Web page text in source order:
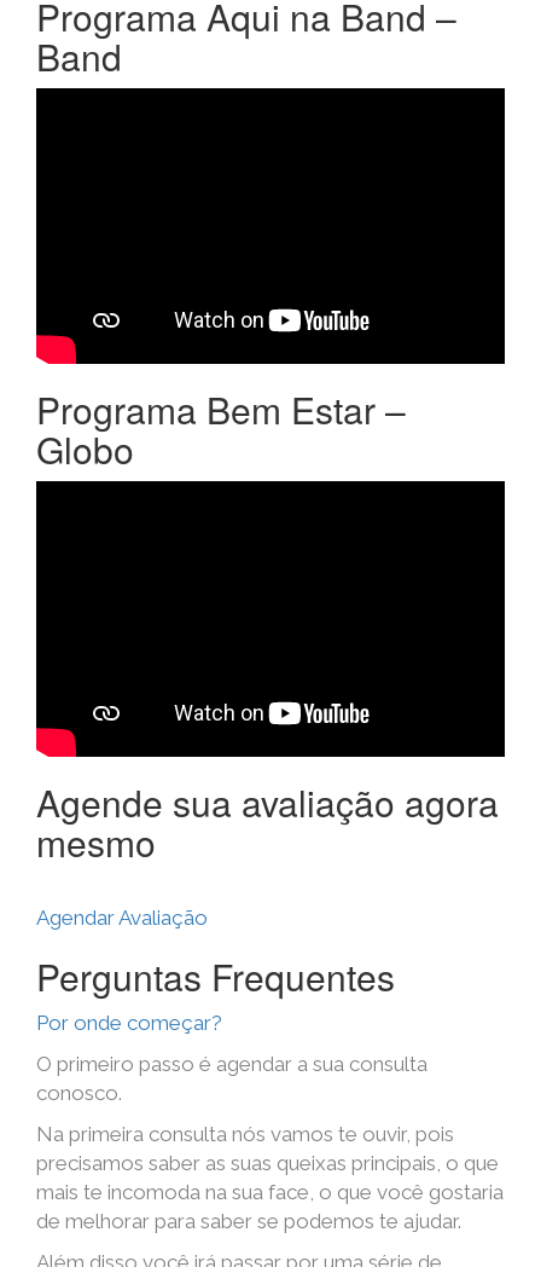
Programa Aqui na Band –
Band
Programa Bem Estar –
Globo
Agende sua avaliação agora
mesmo
Agendar Avaliação
Perguntas Frequentes
Por onde começar?
O primeiro passo é agendar a sua consulta
conosco.
Na primeira consulta nós vamos te ouvir, pois
precisamos saber as suas queixas principais, o que
mais te incomoda na sua face, o que você gostaria
de melhorar para saber se podemos te ajudar.
Além disso você irá passar por uma série de